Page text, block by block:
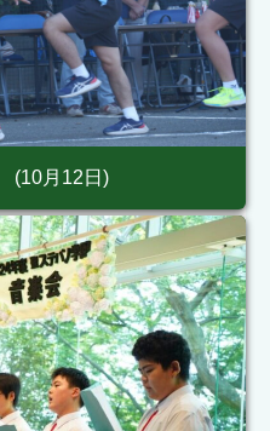
(10月12日)